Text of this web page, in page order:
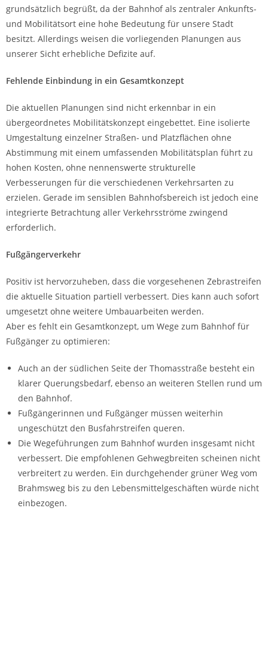
grundsätzlich begrüßt, da der Bahnhof als zentraler Ankunfts-
und Mobilitätsort eine hohe Bedeutung für unsere Stadt
besitzt. Allerdings weisen die vorliegenden Planungen aus
unserer Sicht erhebliche Defizite auf.
Fehlende Einbindung in ein Gesamtkonzept
Die aktuellen Planungen sind nicht erkennbar in ein
übergeordnetes Mobilitätskonzept eingebettet. Eine isolierte
Umgestaltung einzelner Straßen- und Platzflächen ohne
Abstimmung mit einem umfassenden Mobilitätsplan führt zu
hohen Kosten, ohne nennenswerte strukturelle
Verbesserungen für die verschiedenen Verkehrsarten zu
erzielen. Gerade im sensiblen Bahnhofsbereich ist jedoch eine
integrierte Betrachtung aller Verkehrsströme zwingend
erforderlich.
Fußgängerverkehr
Positiv ist hervorzuheben, dass die vorgesehenen Zebrastreifen
die aktuelle Situation partiell verbessert. Dies kann auch sofort
umgesetzt ohne weitere Umbauarbeiten werden.
Aber es fehlt ein Gesamtkonzept, um Wege zum Bahnhof für
Fußgänger zu optimieren:
Auch an der südlichen Seite der Thomasstraße besteht ein
klarer Querungsbedarf, ebenso an weiteren Stellen rund um
den Bahnhof.
Fußgängerinnen und Fußgänger müssen weiterhin
ungeschützt den Busfahrstreifen queren.
Die Wegeführungen zum Bahnhof wurden insgesamt nicht
verbessert. Die empfohlenen Gehwegbreiten scheinen nicht
verbreitert zu werden. Ein durchgehender grüner Weg vom
Brahmsweg bis zu den Lebensmittelgeschäften würde nicht
einbezogen.